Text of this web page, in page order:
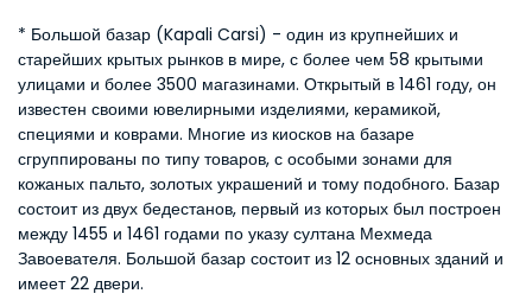
* Большой базар (Kapali Carsi) - один из крупнейших и
старейших крытых рынков в мире, с более чем 58 крытыми
улицами и более 3500 магазинами. Открытый в 1461 году, он
известен своими ювелирными изделиями, керамикой,
специями и коврами. Многие из киосков на базаре
сгруппированы по типу товаров, с особыми зонами для
кожаных пальто, золотых украшений и тому подобного. Базар
состоит из двух бедестанов, первый из которых был построен
между 1455 и 1461 годами по указу султана Мехмеда
Завоевателя. Большой базар состоит из 12 основных зданий и
имеет 22 двери.